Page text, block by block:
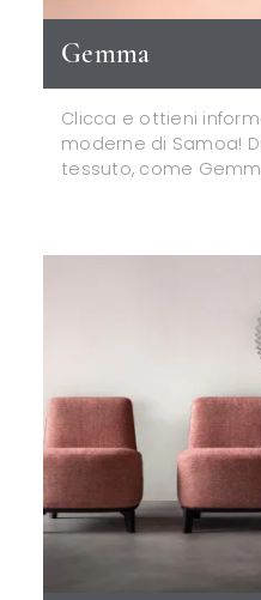
Gemma
Clicca e ottieni
moderne di Samoa!
tessuto, come